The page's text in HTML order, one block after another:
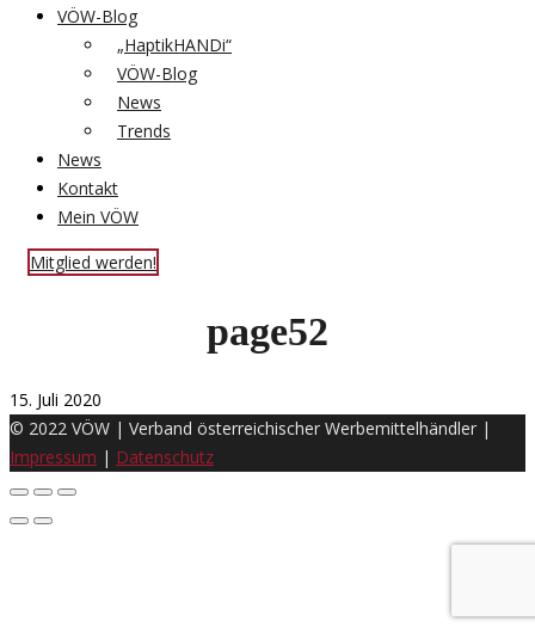
VÖW-Blog
„HaptikHANDi“
VÖW-Blog
News
Trends
News
Kontakt
Mein VÖW
Mitglied werden!
page52
15. Juli 2020
© 2022 VÖW | Verband österreichischer Werbemittelhändler |
Impressum | Datenschutz